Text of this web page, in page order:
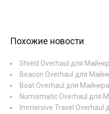
Похожие новости
Shield Overhaul для
Beacon Overhaul для
Boat Overhaul для
Numismatic Overhaul для
Immersive Travel Overhaul